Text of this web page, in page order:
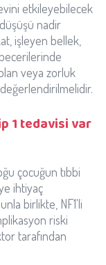
etkileyebilecek
nadir
işleyen bellek,
veya zorluk
1 tedavisi var
çocuğun tıbbi
ihtiyaç
birlikte, NF1'li
riski
tarafından